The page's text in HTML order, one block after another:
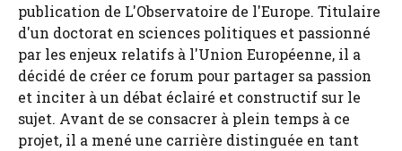
publication de L'Observatoire de l'Europe. Titulaire
d'un doctorat en sciences politiques et passionné
par les enjeux relatifs à l'Union Européenne, il a
décidé de créer ce forum pour partager sa passion
et inciter à un débat éclairé et constructif sur le
sujet. Avant de se consacrer à plein temps à ce
projet, il a mené une carrière distinguée en tant